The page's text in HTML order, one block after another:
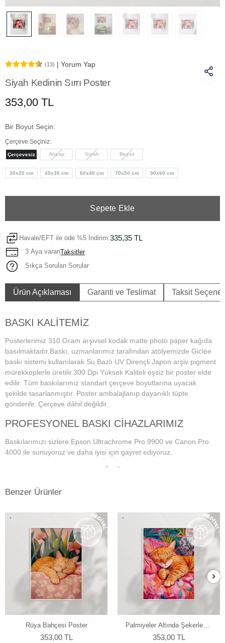
(13) | Yorum Yap
Siyah Kedinin Sırrı Poster
353,00 TL
Bir Boyut Seçin:
Çerçeve Seçiniz:
Çerçevesiz Ahşap Siyah Beyaz
30x20 cm 45x30 cm 60x40 cm 70x50 cm 90x60 cm
Sepete Ekle
Havale/EFT ile öde %5 İndirim:335,35 TL
3 Aya varanTaksitler
Sıkça Sorulan Sorular
Ürün Açıklaması Garanti ve Teslimat Taksit
BASKI KALİTEMİZ
Posterlerimiz 310 Gram arşivsel kodak matte photo paper kağıda
basılmaktadır.Baskı, uzmanlarımız tarafından atölyemizde Giclée
baskı sistemi kullanılarak Su Bazlı UV Dirençli Japon arşiv pigment
mürekkeplerle üretilir.300 Dpi Yüksek Kaliteli eşsiz bir poster elde
edilir. Tüm baskılarımız standart çerçeve boyutlarına uyacak
şekilde tasarlanmıştır. Poster ambalajlanıp dayanıklı tüpte
gönderilir. Çerçeve dâhil değildir.
PROFESYONEL BASKI CİHAZLARIMIZ
Baskılarımızı sizlere Epson Ultrachrome Pro 9900 ve Canon Pro
4000 ile sunuyoruz ve daha iyisi için gayret ediyoruz.
istenilen baskı sonuçların alınmasında en önemli konu, ekran renk
kalibrasyonunun tam ve doğru bir şekilde yapılmış olmasına
bağlıdır. Bu da profesyonel monitör kullanımını gerektirmektedir.
Kullanmış olduğumuz Eizo monitörlerde düzenli aralıklarla renk
kalibrasyonu yapılmakta ve ekrandaki fotoğraf renkleri baskıda en
doğru şekilde çıkmaktadır. Ayrıca kullandığımız tüm kağıtlarımız için
en hassas ve eşsiz renk profillerini atölyemizde kendimiz
yapmaktayız.
Benzer Ürünler
Rüya Bahçesi Poster
353,00 TL
Palmiyeler Altında Şekerleme
Poster
353,00 TL